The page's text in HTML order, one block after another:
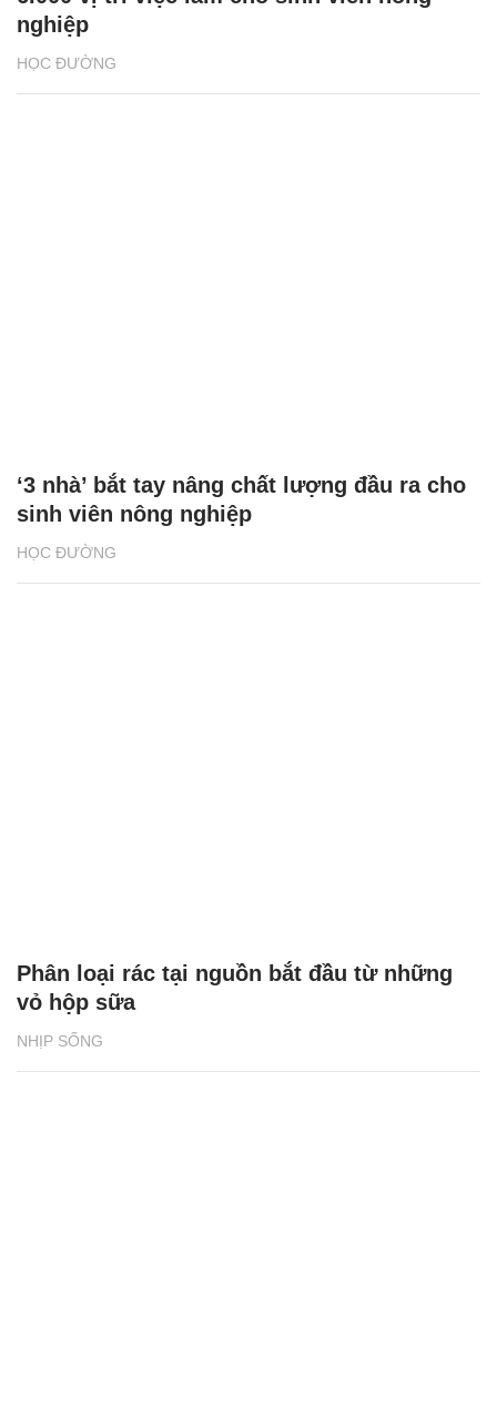
HỌC ĐƯỜNG
nghiệp
HỌC ĐƯỜNG
‘3 nhà’ bắt tay nâng chất lượng đầu ra cho
sinh viên nông nghiệp
NHỊP SỐNG
Phân loại rác tại nguồn bắt đầu từ những
vỏ hộp sữa